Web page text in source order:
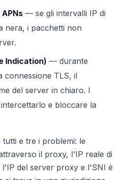
— se gli intervalli IP di
nera, i pacchetti non
Indication) — durante
connessione TLS, il
del server in chiaro. I
e bloccare la
e tre i problemi: le
il proxy, l'IP reale di
del server proxy e l'SNI è